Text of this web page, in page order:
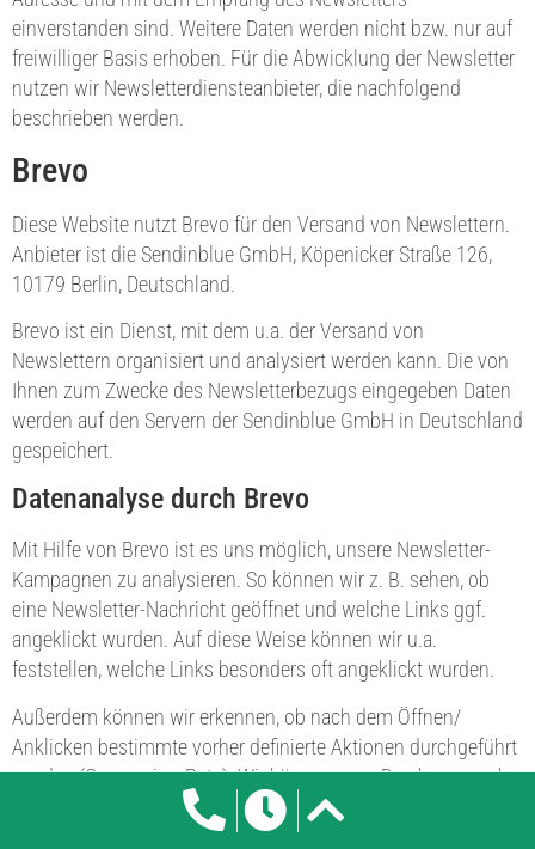
einverstanden sind. Weitere Daten werden nicht bzw. nur auf
freiwilliger Basis erhoben. Für die Abwicklung der Newsletter
nutzen wir Newsletterdiensteanbieter, die nachfolgend
beschrieben werden.
Brevo
Diese Website nutzt Brevo für den Versand von Newslettern.
Anbieter ist die Sendinblue GmbH, Köpenicker Straße 126,
10179 Berlin, Deutschland.
Brevo ist ein Dienst, mit dem u.a. der Versand von
Newslettern organisiert und analysiert werden kann. Die von
Ihnen zum Zwecke des Newsletterbezugs eingegeben Daten
werden auf den Servern der Sendinblue GmbH in Deutschland
gespeichert.
Datenanalyse durch Brevo
Mit Hilfe von Brevo ist es uns möglich, unsere Newsletter-
Kampagnen zu analysieren. So können wir z. B. sehen, ob
eine Newsletter-Nachricht geöffnet und welche Links ggf.
angeklickt wurden. Auf diese Weise können wir u.a.
feststellen, welche Links besonders oft angeklickt wurden.
Außerdem können wir erkennen, ob nach dem Öffnen/
Anklicken bestimmte vorher definierte Aktionen durchgeführt
wurden (Conversion-Rate). Wir können so z. B. erkennen, ob
Sie nach dem Anklicken des Newsletters einen Kauf getätigt